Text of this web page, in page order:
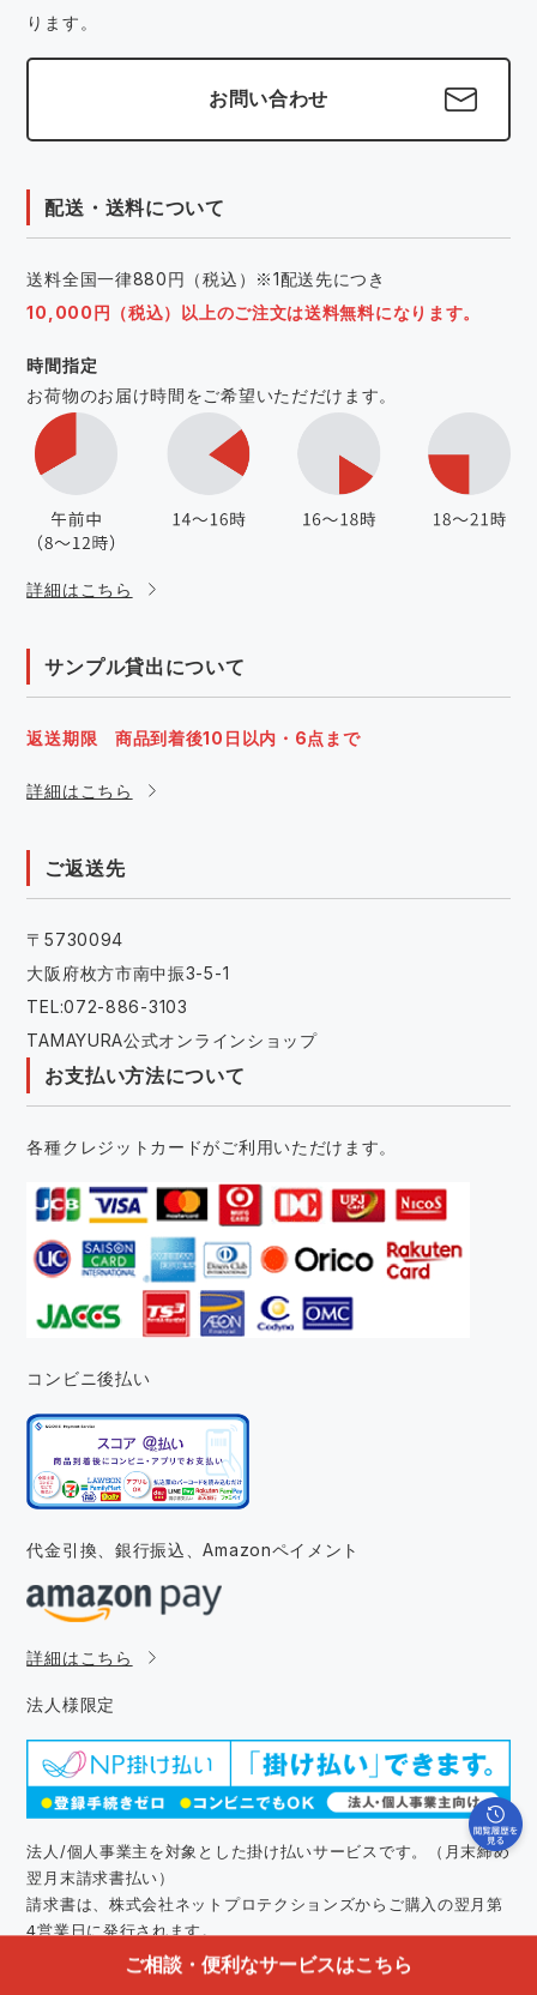
ご相談・便利なサービスはこちら
ります。
お問い合わせ
配送・送料について
送料全国一律880円（税込）※1配送先につき
10,000円（税込）以上のご注文は送料無料になります。
時間指定
お荷物のお届け時間をご希望いただだけます。
詳細はこちら
サンプル貸出について
返送期限 商品到着後10日以内・6点まで
詳細はこちら
ご返送先
〒5730094
大阪府枚方市南中振3-5-1
TEL:072-886-3103
TAMAYURA公式オンラインショップ
お支払い方法について
各種クレジットカードがご利用いただけます。
コンビニ後払い
代金引換、銀行振込、Amazonペイメント
詳細はこちら
法人様限定
法人/個人事業主を対象とした掛け払いサービスです。（月末締め
翌月末請求書払い）
請求書は、株式会社ネットプロテクションズからご購入の翌月第
4営業日に発行されます。
掛け払いのご注文には、同社の提供するNP掛け払いサービスが適